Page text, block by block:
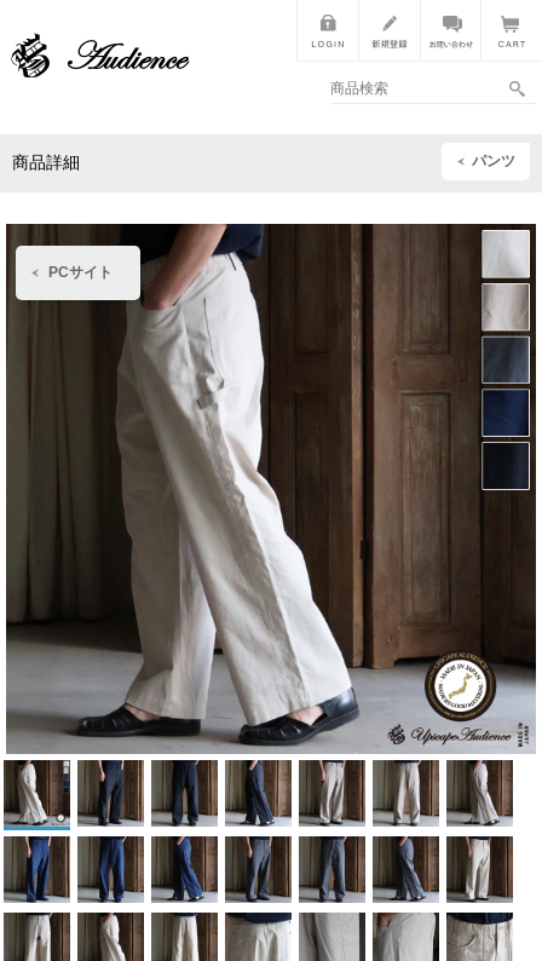
PCサイト
商品詳細 パンツ